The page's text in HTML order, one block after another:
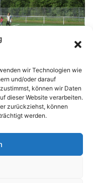
wir Technologien wie
und/oder darauf
können wir Daten
dieser Website verarbeiten.
zurückziehst, können
werden.
und die